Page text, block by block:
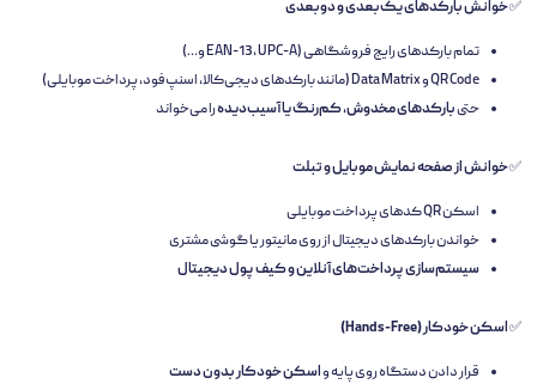
✅خوانش بارکدهای یک‌بعدی و دوبعدی
تمام بارکدهای رایج فروشگاهی (EAN-13, UPC-A و…)
QR Code و Data Matrix (مانند بارکدهای دیجی‌کالا، اسنپ‌فود، پرداخت موبایلی)
حتیبارکدهای مخدوش، کم‌رنگ یا آسیب‌دیدهرا می‌خواند
✅خوانش از صفحه نمایش موبایل و تبلت
اسکن QR کدهای پرداخت موبایلی
خواندن بارکدهای دیجیتال از روی مانیتور یا گوشی مشتری
سیستم‌سازی پرداخت‌های آنلاین و کیف پول دیجیتال
✅اسکن خودکار (Hands-Free)
قرار دادن دستگاه روی پایه واسکن خودکار بدون دست